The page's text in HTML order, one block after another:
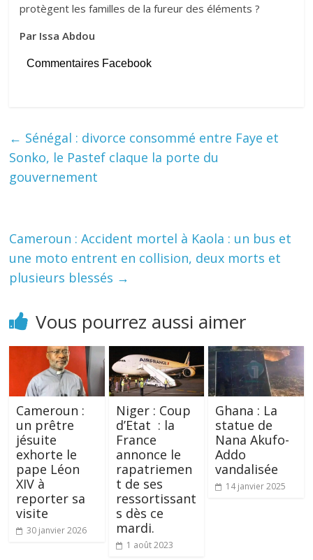
protègent les familles de la fureur des éléments ?
Par Issa Abdou
Commentaires Facebook
← Sénégal : divorce consommé entre Faye et
Sonko, le Pastef claque la porte du
gouvernement
Cameroun : Accident mortel à Kaola : un bus et
une moto entrent en collision, deux morts et
plusieurs blessés →
Vous pourrez aussi aimer
Cameroun :
un prêtre
jésuite
exhorte le
pape Léon
XIV à
reporter sa
visite
30 janvier 2026
Niger : Coup
d’Etat : la
France
annonce le
rapatriemen
t de ses
ressortissant
s dès ce
mardi.
1 août 2023
Ghana : La
statue de
Nana Akufo-
Addo
vandalisée
14 janvier 2025